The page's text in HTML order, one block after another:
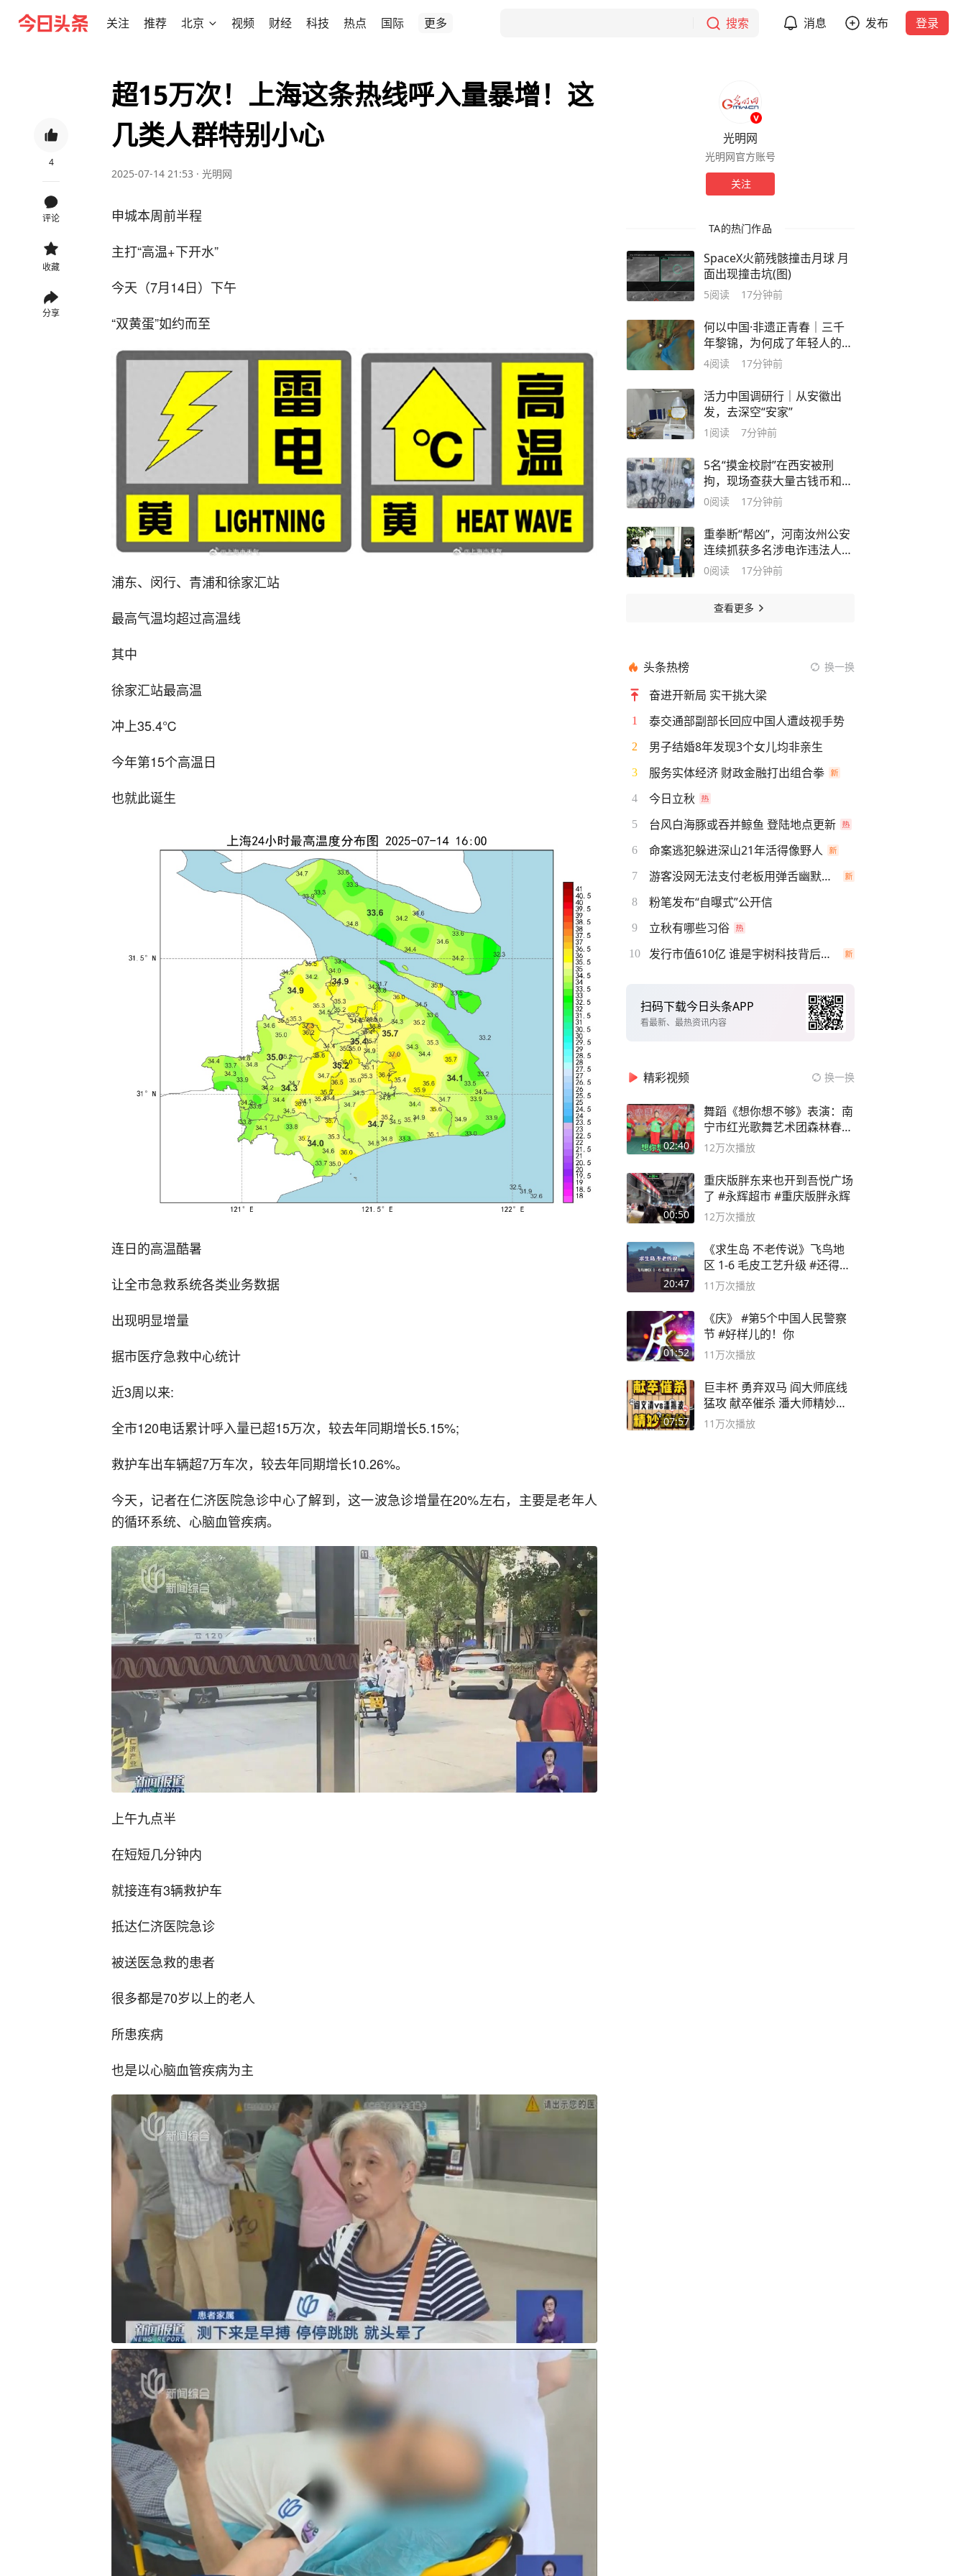
关注 推荐 北京 视频 财经 科技 热点 国际 更多 搜索 消息 发布 登录
4
评论
收藏
分享
超15万次！上海这条热线呼入量暴增！这
几类人群特别小心
2025-07-14 21:53 · 光明网
申城本周前半程
主打“高温+下开水”
今天（7月14日）下午
“双黄蛋”如约而至
浦东、闵行、青浦和徐家汇站
最高气温均超过高温线
其中
徐家汇站最高温
冲上35.4℃
今年第15个高温日
也就此诞生
连日的高温酷暑
让全市急救系统各类业务数据
出现明显增量
据市医疗急救中心统计
近3周以来:
全市120电话累计呼入量已超15万次，较去年同期增长5.15%;
救护车出车辆超7万车次，较去年同期增长10.26%。
今天，记者在仁济医院急诊中心了解到，这一波急诊增量在20%左右，主要是老年人
的循环系统、心脑血管疾病。
上午九点半
在短短几分钟内
就接连有3辆救护车
抵达仁济医院急诊
被送医急救的患者
很多都是70岁以上的老人
所患疾病
也是以心脑血管疾病为主
光明网
光明网官方账号
关注
TA的热门作品
SpaceX火箭残骸撞击月球 月
面出现撞击坑(图)
5阅读 17分钟前
何以中国·非遗正青春｜三千
年黎锦，为何成了年轻人的
“新饭碗”？
4阅读 17分钟前
活力中国调研行｜从安徽出
发，去深空“安家”
1 阅读 7分钟前
5名“摸金校尉”在西安被刑
拘，现场查获大量古钱币和一
把青铜剑
0阅读 17分钟前
重拳断“帮凶”，河南汝州公安
连续抓获多名涉电诈违法人
员！
0阅读 17分钟前
查看更多
头条热榜 换一换
奋进开新局 实干挑大梁
1 泰交通部副部长回应中国人遭歧视手势
2 男子结婚8年发现3个女儿均非亲生
3 服务实体经济 财政金融打出组合拳
4 今日立秋
5 台风白海豚或吞并鲸鱼 登陆地点更新
6 命案逃犯躲进深山21年活得像野人
7 游客没网无法支付老板用弹舌幽默化解
8 粉笔发布“自曝式”公开信
9 立秋有哪些习俗
10 发行市值610亿 谁是宇树科技背后赢家
扫码下载今日头条APP
看最新、最热资讯内容
精彩视频 换一换
02:40
舞蹈《想你想不够》表演：南
宁市红光歌舞艺术团森林春红
舞蹈队。
12万次播放
00:50
重庆版胖东来也开到吾悦广场
了 #永辉超市 #重庆版胖永辉
12万次播放
20:47
《求生岛 不老传说》飞鸟地
区 1-6 毛皮工艺升级 #还得是
主机大作
11万次播放
01:52
《庆》 #第5个中国人民警察
节 #好样儿的！你
11万次播放
07:57
巨丰杯 勇弃双马 阎大师底线
猛攻 献卒催杀 潘大师精妙入
局
11万次播放